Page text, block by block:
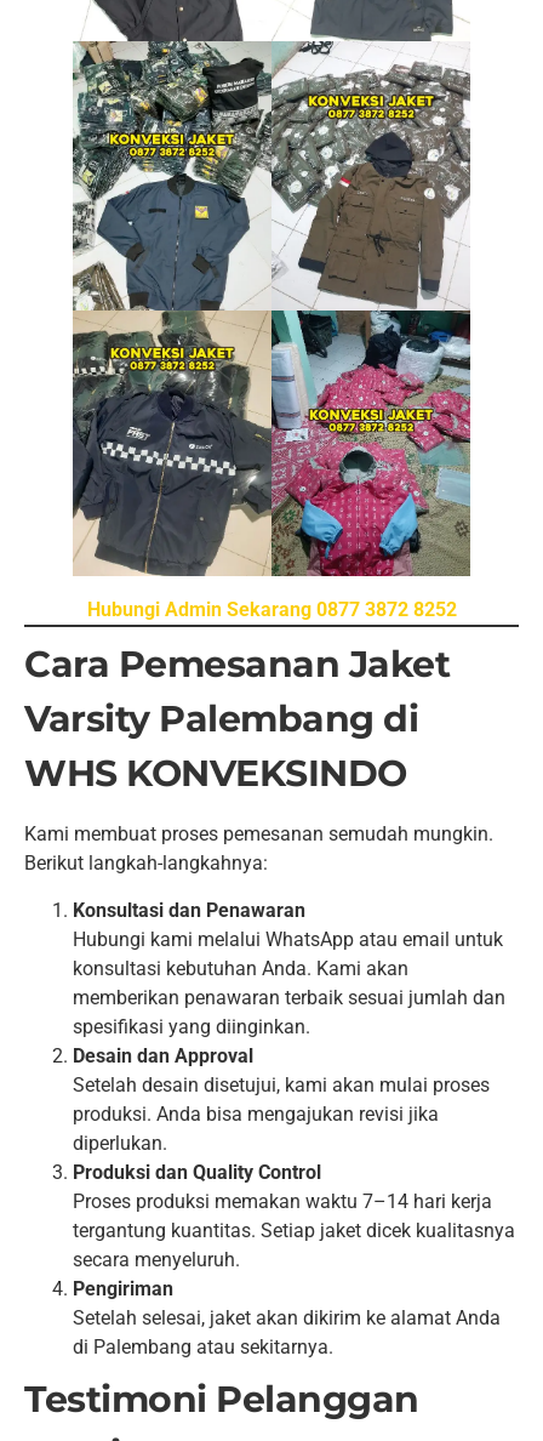
Hubungi Admin Sekarang 0877 3872 8252
Cara Pemesanan Jaket
Varsity Palembang di
WHS KONVEKSINDO
Kami membuat proses pemesanan semudah mungkin.
Berikut langkah-langkahnya:
Konsultasi dan Penawaran
Hubungi kami melalui WhatsApp atau email untuk
konsultasi kebutuhan Anda. Kami akan
memberikan penawaran terbaik sesuai jumlah dan
spesifikasi yang diinginkan.
Desain dan Approval
Setelah desain disetujui, kami akan mulai proses
produksi. Anda bisa mengajukan revisi jika
diperlukan.
Produksi dan Quality Control
Proses produksi memakan waktu 7–14 hari kerja
tergantung kuantitas. Setiap jaket dicek kualitasnya
secara menyeluruh.
Pengiriman
Setelah selesai, jaket akan dikirim ke alamat Anda
di Palembang atau sekitarnya.
Testimoni Pelanggan